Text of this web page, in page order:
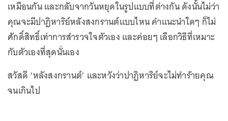
เหมือนกัน และกลับจากวันหยุดในรูปแบบที่ต่างกัน ดังนั้นไม่ว่า
คุณจะมีปาฏิหาริย์หลังสงกรานต์แบบไหน คำแนะนำใดๆ ก็ไม่
ศักดิ์สิทธิ์เท่าการสำรวจใจตัวเอง และค่อยๆ เลือกวิธีที่เหมาะ
กับตัวเองที่สุดนั่นเอง
สวัสดี ‘หลังสงกรานต์’ และหวังว่าปาฏิหาริย์จะไม่ทำร้ายคุณ
จนเกินไป